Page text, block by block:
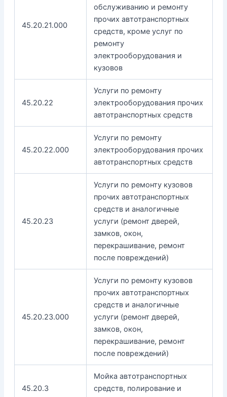
45.20.21.000
обслуживанию и ремонту
прочих автотранспортных
средств, кроме услуг по
ремонту
электрооборудования и
кузовов
45.20.22
Услуги по ремонту
электрооборудования прочих
автотранспортных средств
45.20.22.000
Услуги по ремонту
электрооборудования прочих
автотранспортных средств
45.20.23
Услуги по ремонту кузовов
прочих автотранспортных
средств и аналогичные
услуги (ремонт дверей,
замков, окон,
перекрашивание, ремонт
после повреждений)
45.20.23.000
Услуги по ремонту кузовов
прочих автотранспортных
средств и аналогичные
услуги (ремонт дверей,
замков, окон,
перекрашивание, ремонт
после повреждений)
45.20.3
Мойка автотранспортных
средств, полирование и